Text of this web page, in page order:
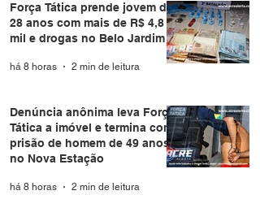
Força Tática prende jovem de
28 anos com mais de R$ 4,8
mil e drogas no Belo Jardim I
há 8 horas 2 min de leitura
Denúncia anônima leva Força
Tática a imóvel e termina com
prisão de homem de 49 anos
no Nova Estação
há 8 horas 2 min de leitura